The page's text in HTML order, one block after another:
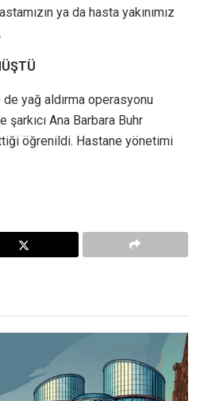
ya da hasta yakınımız
yağ aldırma operasyonu
Ana Barbara Buhr
öğrenildi. Hastane yönetimi